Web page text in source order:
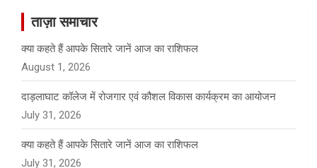
ताज़ा समाचार
क्या कहते हैं आपके सितारे जानें आज का राशिफल
August 1, 2026
दाड़लाघाट कॉलेज में रोजगार एवं कौशल विकास कार्यक्रम का आयोजन
July 31, 2026
क्या कहते हैं आपके सितारे जानें आज का राशिफल
July 31, 2026